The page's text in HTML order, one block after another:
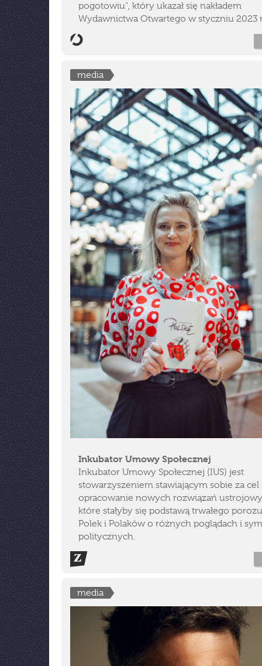
pogotowiu", który ukazał się nakładem
Wydawnictwa Otwartego w styczniu 2023
media
Inkubator Umowy Społecznej
Inkubator Umowy Społecznej (IUS) jest
stowarzyszeniem stawiającym sobie za cel
opracowanie nowych rozwiązań
które stałyby się podstawą trwałego
Polek i Polaków o różnych poglądach i
politycznych.
media